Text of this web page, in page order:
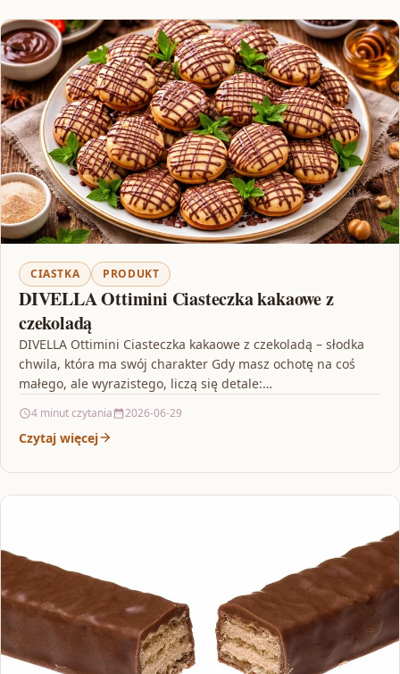
CIASTKA PRODUKT
DIVELLA Ottimini Ciasteczka kakaowe z
czekoladą
DIVELLA Ottimini Ciasteczka kakaowe z czekoladą – słodka
chwila, która ma swój charakter Gdy masz ochotę na coś
małego, ale wyrazistego, liczą się detale:…
4 minut czytania 2026-06-29
Czytaj więcej